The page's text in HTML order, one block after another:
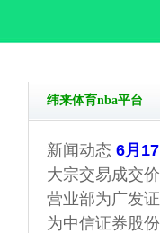
纬来体育nba平台
新闻动态 6月
大宗交易成交
营业部为广发
为中信证券股